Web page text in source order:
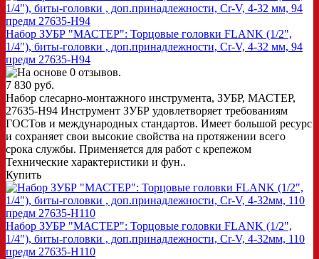
Набор ЗУБР "МАСТЕР": Торцовые головки FLANK (1/2",
1/4"), биты-головки , доп.принадлежности, Cr-V, 4-32 мм, 94
предм 27635-H94
7 830 руб.
Набор слесарно-монтажного инструмента, ЗУБР, МАСТЕР,
27635-H94 Инструмент ЗУБР удовлетворяет требованиям
ГОСТов и международных стандартов. Имеет большой ресурс
и сохраняет свои высокие свойства на протяжении всего
срока службы. Применяется для работ с крепежом
Технические характеристики и фун..
Купить
Набор ЗУБР "МАСТЕР": Торцовые головки FLANK (1/2",
1/4"), биты-головки , доп.принадлежности, Cr-V, 4-32мм, 110
предм 27635-H110